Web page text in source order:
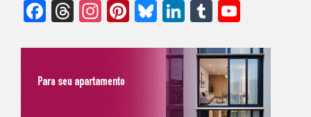
Facebook
Threads
Instagram
Pinterest
Bluesky
LinkedIn
Tumblr